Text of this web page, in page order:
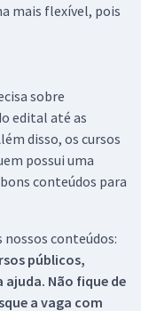
mais flexível, pois
sobre
edital até as
disso, os cursos
possui uma
conteúdos para
conteúdos:
públicos,
ajuda. Não fique de
a vaga com